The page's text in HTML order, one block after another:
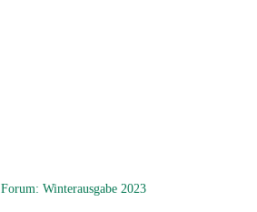
Winterausgabe 2023